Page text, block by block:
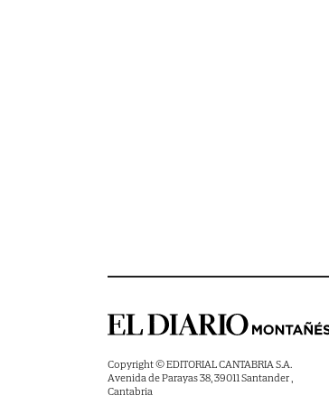
Copyright © EDITORIAL CANTABRIA S.A.
Avenida de Parayas 38, 39011 Santander ,
Cantabria